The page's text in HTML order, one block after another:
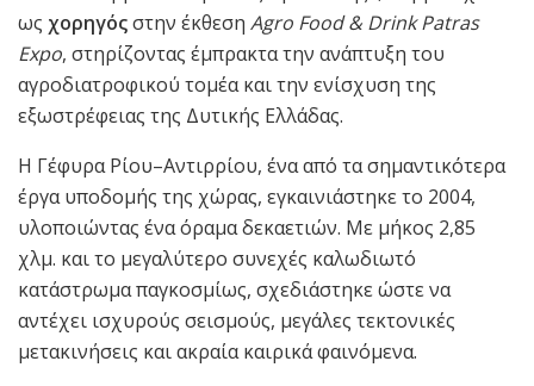
ως χορηγόςστην έκθεση Agro Food & Drink Patras
Expo, στηρίζοντας έμπρακτα την ανάπτυξη του
αγροδιατροφικού τομέα και την ενίσχυση της
εξωστρέφειας της Δυτικής Ελλάδας.
Η Γέφυρα Ρίου–Αντιρρίου, ένα από τα σημαντικότερα
έργα υποδομής της χώρας, εγκαινιάστηκε το 2004,
υλοποιώντας ένα όραμα δεκαετιών. Με μήκος 2,85
χλμ. και το μεγαλύτερο συνεχές καλωδιωτό
κατάστρωμα παγκοσμίως, σχεδιάστηκε ώστε να
αντέχει ισχυρούς σεισμούς, μεγάλες τεκτονικές
μετακινήσεις και ακραία καιρικά φαινόμενα.